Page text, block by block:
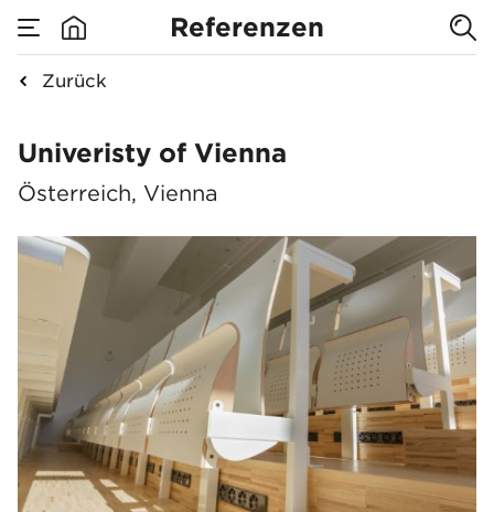
Referenzen
Zurück
Univeristy of Vienna
Univeristy of Vienna
Österreich, Vienna